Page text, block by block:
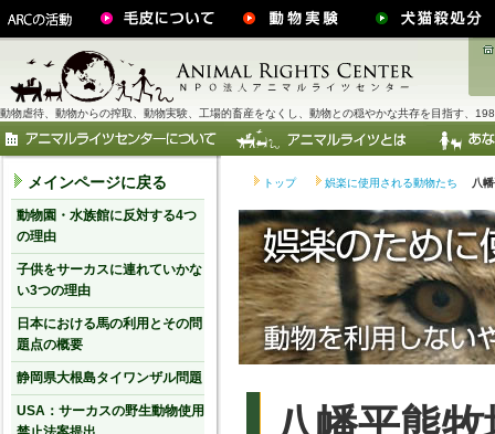
動物虐待、動物からの搾取、動物実験、工場的畜産をなくし、動物との穏やかな共存を目指す、
トップ 娯楽に使用される動物たち 八
メインページに戻る
動物園・水族館に反対する4つ
の理由
子供をサーカスに連れていかな
い3つの理由
日本における馬の利用とその問
題点の概要
静岡県大根島タイワンザル問題
USA：サーカスの野生動物使用